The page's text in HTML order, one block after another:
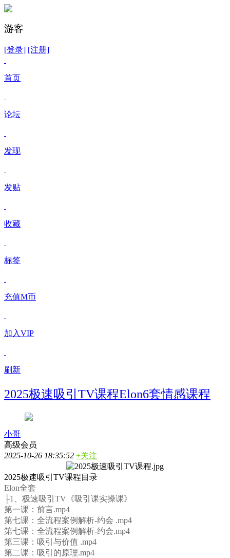
游客
[登录] [注册]
首页
论坛
发现
发贴
收藏
标签
充值M币
加入VIP
刷新
2025极速吸引TV课程Elon6套情感课程
小哥
高级会员
2025-10-26 18:35:52 +关注
2025极速吸引TV课程目录
Elon全套
├1、极速吸引TV《吸引课实操课》
第一课：前言.mp4
第七课：全流程案例解析-约会 .mp4
第七课：全流程案例解析-约会.mp4
第三课：吸引与价值 .mp4
第二课：吸引的原理.mp4